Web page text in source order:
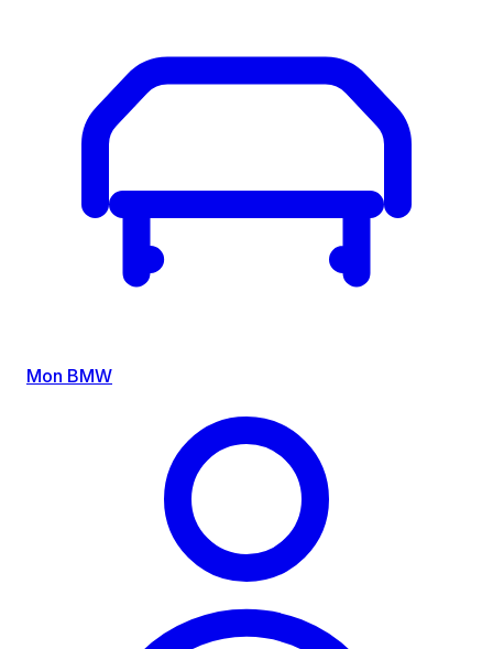
Mon BMW